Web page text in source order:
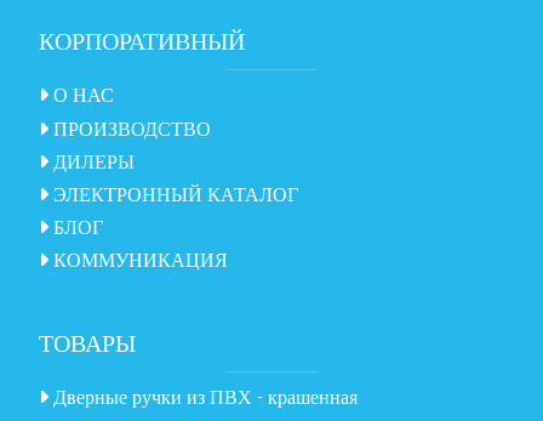
КОРПОРАТИВНЫЙ
О НАС
ПРОИЗВОДСТВО
ДИЛЕРЫ
ЭЛЕКТРОННЫЙ КАТАЛОГ
БЛОГ
КОММУНИКАЦИЯ
ТОВАРЫ
Дверные ручки из ПВХ - крашенная